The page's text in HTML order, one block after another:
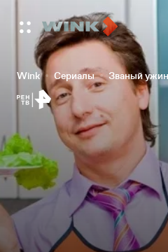
Wink Сериалы Званый ужин